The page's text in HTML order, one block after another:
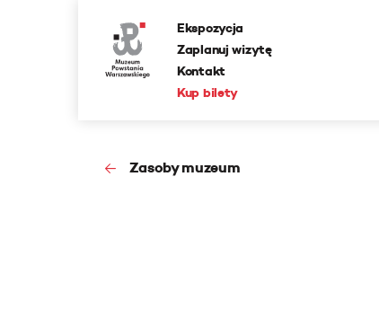
Ekspozycja
Zaplanuj wizytę
Kontakt
Kup bilety
Zasoby muzeum